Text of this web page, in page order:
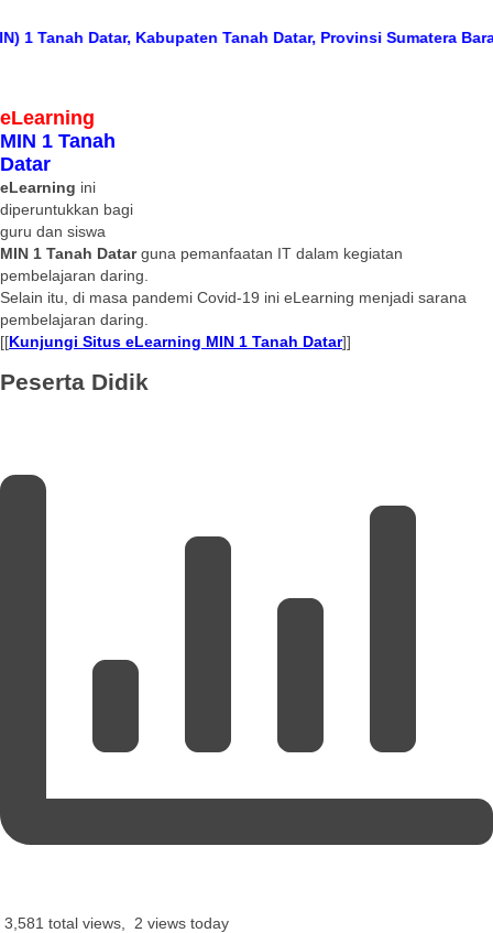
Datar, Kabupaten Tanah Datar, Provinsi Sumatera Barat Jl.
eLearning
MIN 1 Tanah
Datar
eLearning ini
diperuntukkan bagi
guru dan siswa
MIN 1 Tanah Datarguna pemanfaatan IT dalam kegiatan
pembelajaran daring.
Selain itu, di masa pandemi Covid-19 ini eLearning menjadi sarana
pembelajaran daring.
[[Kunjungi Situs eLearning MIN 1 Tanah Datar]]
Peserta Didik
3,581 total views, 2 views today